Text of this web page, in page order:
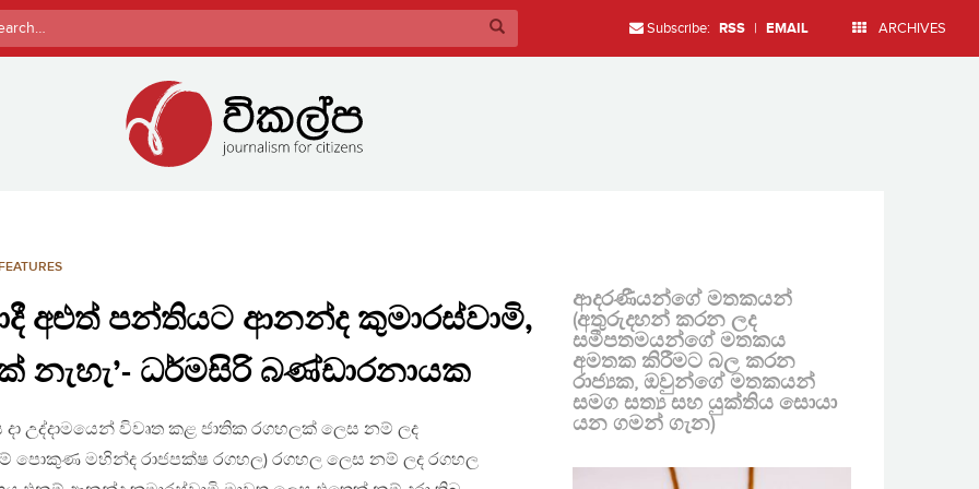
Subscribe: RSS | EMAIL ARCHIVES
අළුත් පන්තියට ආනන්ද කුමාරස්වාමි,
නැහැ’- ධර්මසිරි බණ්ඩාරනායක
දා උද්දාමයෙන් විවෘත කළ ජාතික රගහලක් ලෙස නම් ලද
මහින්ද රාජපක්ෂ රගහල) රගහල ලෙස නම් ලද රගහල
ආදරණීයන්ගේ මතකයන්
(අතුරුදහන් කරන ලද
සමීපතමයන්ගේ මතකය
අමතක කිරීමට බල කරන
රාජ්‍යක, ඔවුන්ගේ මතකයන්
සමග සත්‍ය සහ යුක්තිය සොයා
යන ගමන් ගැන)